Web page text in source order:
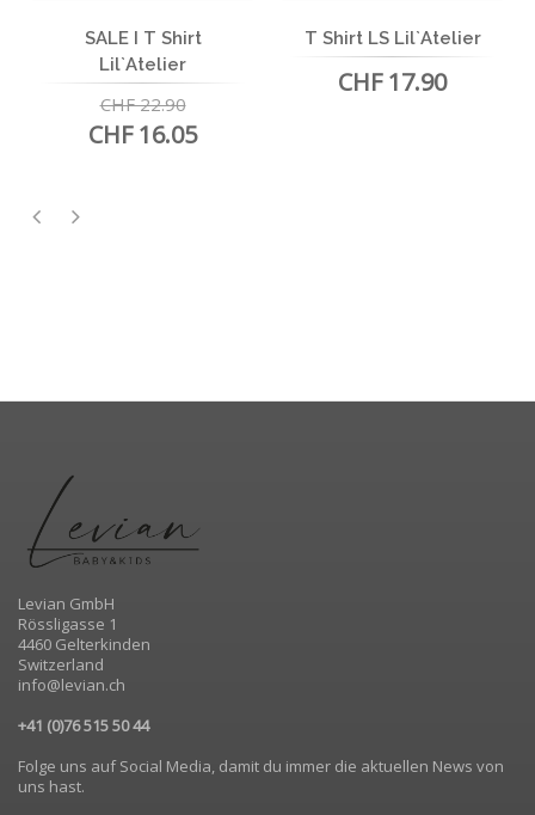
SALE I T Shirt
Lil`Atelier
CHF 22.90
CHF 16.05
T Shirt LS Lil`Atelier
CHF 17.90
Levian GmbH
Rössligasse 1
4460 Gelterkinden
Switzerland
info@levian.ch
+41 (0)76 515 50 44
Folge uns auf Social Media, damit du immer die aktuellen News von
uns hast.